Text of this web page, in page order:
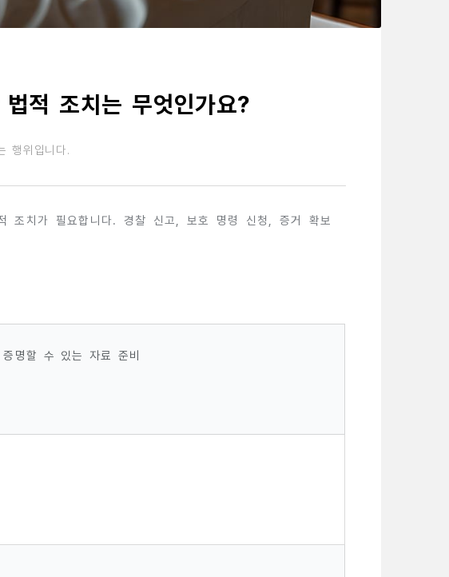
적 조치는 무엇인가요?
행위입니다.
조치가 필요합니다. 경찰 신고, 보호 명령 신청, 증거 확보
명할 수 있는 자료 준비